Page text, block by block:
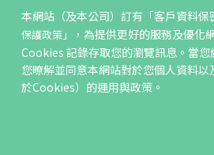
本網站（及本公司）訂有 「客戶資料保
保護政策」
，為提供更好的服務及優化
Cookies 記錄存取您的瀏覽訊息。當
您暸解並同意本網站對於您個人資料
於Cookies）的運用與政策。
免責聲明
聯絡我們
反詐騙專區